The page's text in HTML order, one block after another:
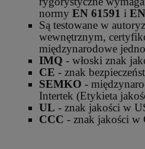
normy EN 61591 i
Są testowane w
wewnętrznym,
międzynarodowe
IMQ - włoski znak
CE - znak
SEMKO -
Intertek (Etykieta
UL - znak jakości w
CCC - znak jakości w